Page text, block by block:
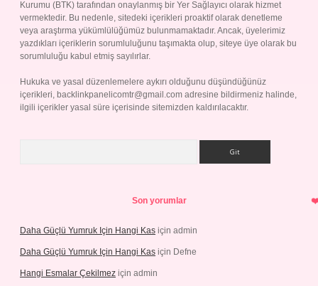
Kurumu (BTK) tarafından onaylanmış bir Yer Sağlayıcı olarak hizmet
vermektedir. Bu nedenle, sitedeki içerikleri proaktif olarak denetleme
veya araştırma yükümlülüğümüz bulunmamaktadır. Ancak, üyelerimiz
yazdıkları içeriklerin sorumluluğunu taşımakta olup, siteye üye olarak bu
sorumluluğu kabul etmiş sayılırlar.
Hukuka ve yasal düzenlemelere aykırı olduğunu düşündüğünüz
içerikleri, backlinkpanelicomtr@gmail.com adresine bildirmeniz halinde,
ilgili içerikler yasal süre içerisinde sitemizden kaldırılacaktır.
Son yorumlar
Daha Güçlü Yumruk Için Hangi Kas için admin
Daha Güçlü Yumruk Için Hangi Kas için Defne
Hangi Esmalar Çekilmez için admin